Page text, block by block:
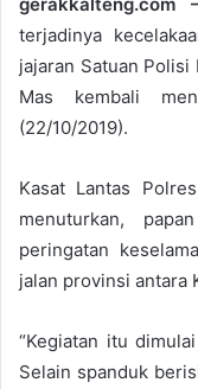
terjadinya
jajaran Satuan Polisi
Mas kembali
(22/10/2019).
Kasat Lantas
menuturkan,
peringatan
jalan provinsi antara
“Kegiatan itu
Selain spanduk